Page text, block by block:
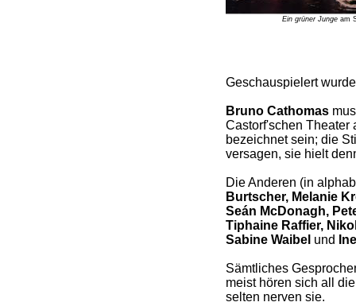
Ein grüner Jungeam
Geschauspielert
Bruno Cathomas
Castorf'schen Theater
bezeichnet sein; die
versagen, sie hielt
Die Anderen (in
Burtscher, Melanie
Seán McDonagh,
Tiphaine Raffier,
Sabine Waibel und
Sämtliches
meist hören sich all
selten nerven sie.